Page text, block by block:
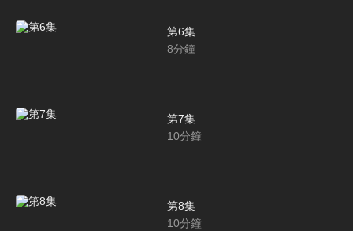
第6集
8分鐘
第7集
10分鐘
第8集
10分鐘